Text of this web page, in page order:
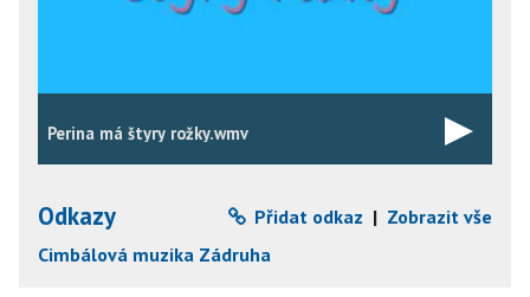
Perina má štyry rožky.wmv
Odkazy Přidat odkaz | Zobrazit vše
Cimbálová muzika Zádruha